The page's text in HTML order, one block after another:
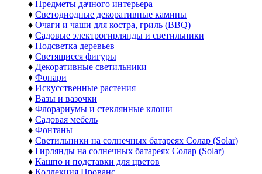
♦ Предметы дачного интерьера
♦ Светодиодные декоративные камины
♦ Очаги и чаши для костра, гриль (BBQ)
♦ Садовые электрогирлянды и светильники
♦ Подсветка деревьев
♦ Светящиеся фигуры
♦ Декоративные светильники
♦ Фонари
♦ Искусственные растения
♦ Вазы и вазочки
♦ Флорариумы и стеклянные клоши
♦ Садовая мебель
♦ Фонтаны
♦ Светильники на солнечных батареях Солар (Solar)
♦ Гирлянды на солнечных батареях Солар (Solar)
♦ Кашпо и подставки для цветов
♦ Коллекция Прованс